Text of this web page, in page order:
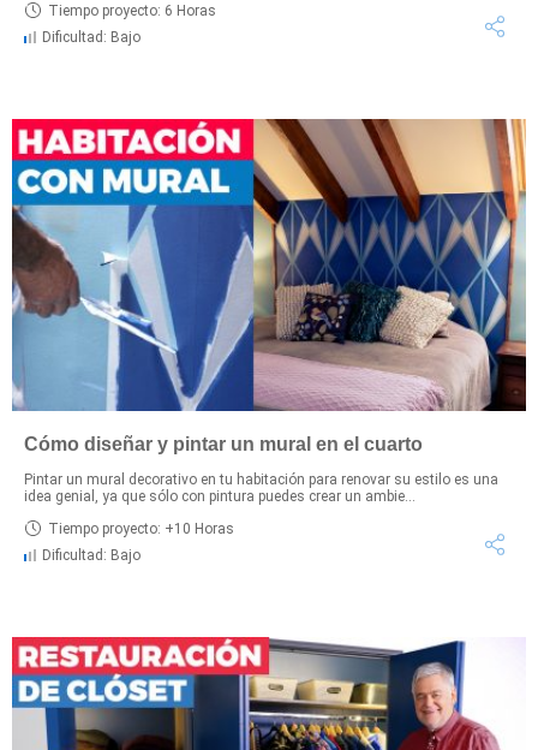
Tiempo proyecto: 6 Horas
Dificultad: Bajo
Cómo diseñar y pintar un mural en el cuarto
Pintar un mural decorativo en tu habitación para renovar su estilo es una
idea genial, ya que sólo con pintura puedes crear un ambie...
Tiempo proyecto: +10 Horas
Dificultad: Bajo